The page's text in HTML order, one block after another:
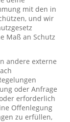
mit den in
und wir
Maß an Schutz
andere externe
oder Anfrage
erforderlich
Offenlegung
zu erfüllen,